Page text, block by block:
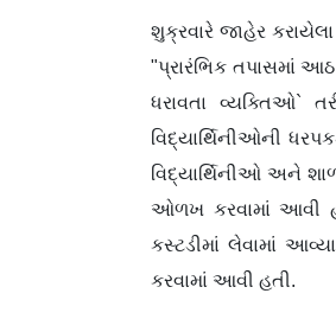
શુક્રવારે જાહેર
"પ્રારંભિક તપાસમાં
ધરાવતા વ્યક્તિઓ`
વિદ્યાર્થિનીઓની
વિદ્યાર્થિનીઓ અને
ઓળખ કરવામાં આવી
કસ્ટડીમાં લેવામાં
કરવામાં આવી હતી.